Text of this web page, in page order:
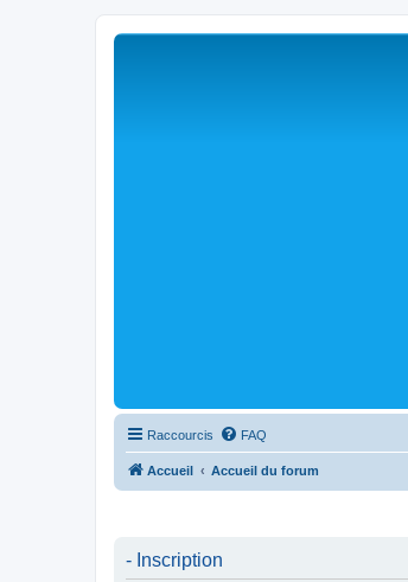
Raccourcis FAQ
Accueil Accueil du forum
- Inscription